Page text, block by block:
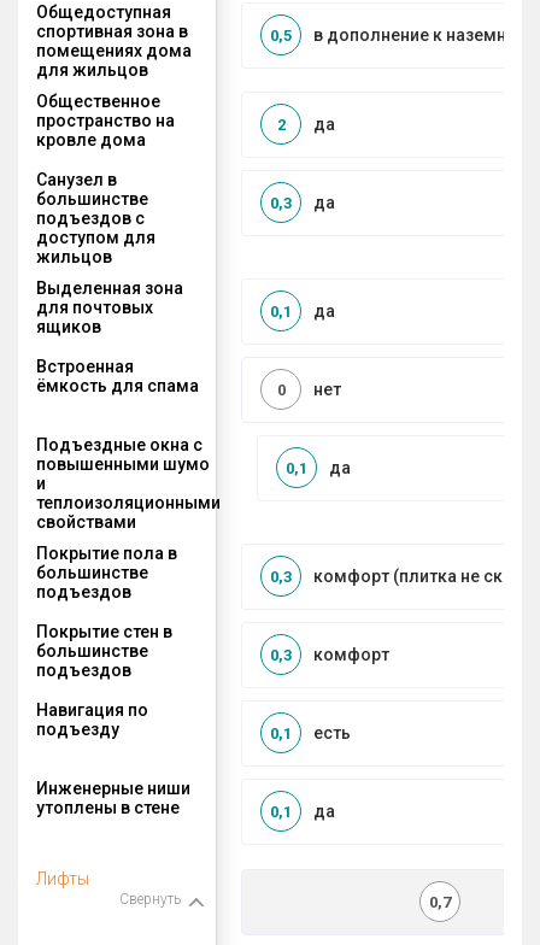
Общедоступная
спортивная зона в
помещениях дома
для жильцов
в дополнение к наземной
0,5
Общественное
пространство на
кровле дома
да
2
Санузел в
большинстве
подъездов с
доступом для
жильцов
да
0,3
Выделенная зона
для почтовых
ящиков
да
0,1
Встроенная
ёмкость для спама
нет
0
Подъездные окна с
повышенными шумо
и
теплоизоляционными
свойствами
да
0,1
Покрытие пола в
большинстве
подъездов
комфорт (плитка не
0,3
Покрытие стен в
большинстве
подъездов
комфорт
0,3
Навигация по
подъезду
есть
0,1
Инженерные ниши
утоплены в стене
да
0,1
Лифты
Свернуть 0,7